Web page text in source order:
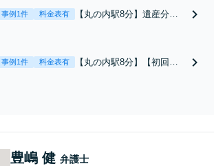
事例1件 料金表有
【丸の内駅8分】遺産分割
もとに、相談者さまにとっ
事例1件 料金表有
【丸の内駅8分】【初回面
経験豊富な弁護士が親身に
気軽にご相談ください。
豊嶋 健 弁護士